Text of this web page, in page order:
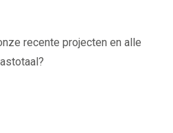
recente projecten en alle